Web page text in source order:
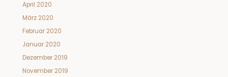
April 2020
März 2020
Februar 2020
Januar 2020
Dezember 2019
November 2019